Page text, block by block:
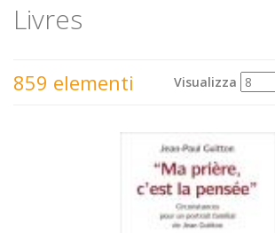
qui:
Livres
859 elementi Visualizza
Ordina per